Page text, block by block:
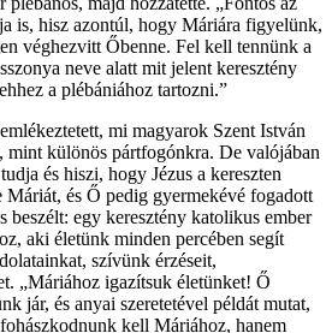
is, hisz azontúl, hogy Máriára figyelünk,
véghezvitt Őbenne. Fel kell tennünk a
neve alatt mit jelent keresztény
a plébániához tartozni.”
mi magyarok Szent István
különös pártfogónkra. De valójában
és hiszi, hogy Jézus a kereszten
és Ő pedig gyermekévé fogadott
beszélt: egy keresztény katolikus ember
aki életünk minden percében segít
szívünk érzéseit,
„Máriához igazítsuk életünket! Ő
jár, és anyai szeretetével példát mutat,
kell Máriához, hanem